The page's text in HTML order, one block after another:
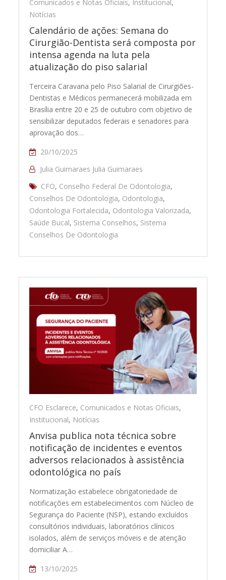
Comunicados e Notas Oficiais, Institucional ,
Notícias
Calendário de ações: Semana do
Cirurgião-Dentista será composta por
intensa agenda na luta pela
atualização do piso salarial
Terceira Caravana pelo Piso Salarial de Cirurgiões-
Dentistas e Médicos permanecerá mobilizada em
Brasília entre 20 e 25 de outubro com objetivo de
sensibilizar deputados federais e senadores para
aprovação dos…
20/10/2025
Julia Guimaraes Julia Guimaraes
CFO, Conselho Federal De Odontologia,
Conselhos De Odontologia, Odontologia,
Odontologia Fortalecida, Odontologia Valorizada,
Saúde Bucal, Sistema Conselhos, Sistema
Conselhos De Odontologia
CFO Esclarece, Comunicados e Notas Oficiais,
Institucional, Notícias
Anvisa publica nota técnica sobre
notificação de incidentes e eventos
adversos relacionados à assistência
odontológica no país
Normatização estabelece obrigatoriedade de
notificações em estabelecimentos com Núcleo de
Segurança do Paciente (NSP), estando excluídos
consultórios individuais, laboratórios clínicos
isolados, além de serviços móveis e de atenção
domiciliar A…
13/10/2025